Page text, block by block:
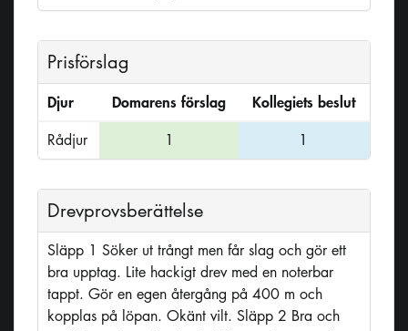
Prisförslag
Djur Domarens förslag
Kollegiets beslut
Rådjur
1 1
Drevprovsberättelse
Släpp 1 Söker ut trångt men får slag och gör ett
bra upptag. Lite hackigt drev med en noterbar
tappt. Gör en egen återgång på 400 m och
kopplas på löpan. Okänt vilt. Släpp 2 Bra och